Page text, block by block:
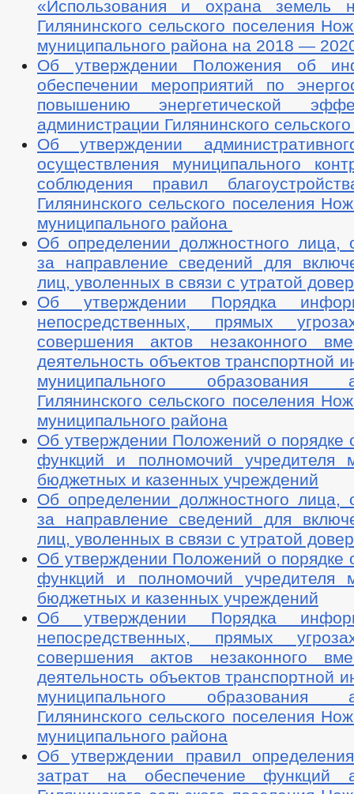
«Использования и охрана земель
Гилянинского сельского поселения
муниципального района на 2018 —
Об утверждении Положения об
обеспечении мероприятий по
повышению энергетической
администрации Гилянинского
Об утверждении
осуществления муниципального
соблюдения правил
Гилянинского сельского поселения
муниципального района
Об определении должностного лица,
за направление сведений для
лиц, уволенных в связи с утратой
Об утверждении Порядка
непосредственных, прямых
совершения актов незаконного
деятельность объектов транспортной
муниципального образования
Гилянинского сельского поселения
муниципального района
Об утверждении Положений о порядке
функций и полномочий учредителя
бюджетных и казенных учреждений
Об определении должностного лица,
за направление сведений для
лиц, уволенных в связи с утратой
Об утверждении Положений о порядке
функций и полномочий учредителя
бюджетных и казенных учреждений
Об утверждении Порядка
непосредственных, прямых
совершения актов незаконного
деятельность объектов транспортной
муниципального образования
Гилянинского сельского поселения
муниципального района
Об утверждении правил
затрат на обеспечение функций